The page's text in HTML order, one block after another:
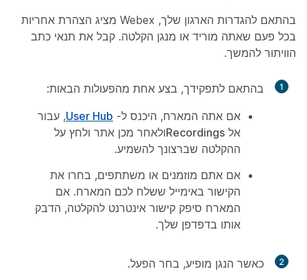
בהתאם להגדרות הארגון שלך, Webex מציג הצהרת אחריות
בכל פעם שאתה מוריד או מנגן הקלטה. קבל את תנאי כתב
הוויתור להמשך.
1
בהתאם לתפקידך, בצע אחת מהפעולות הבאות:
אם אתה המארח, היכנס ל- User Hub, עבור
אל Recordingsולאחר מכן אתר ולחץ על
ההקלטה שברצונך להשמיע.
אם אתם מוזמנים או משתתפים, בחרו את
הקישור באימייל ששלח לכם המארח. אם
המארח סיפק קישור אינטרנט להקלטה, הדבק
אותו בדפדפן שלך.
2 כאשר הנגן מופיע, בחר הפעל.